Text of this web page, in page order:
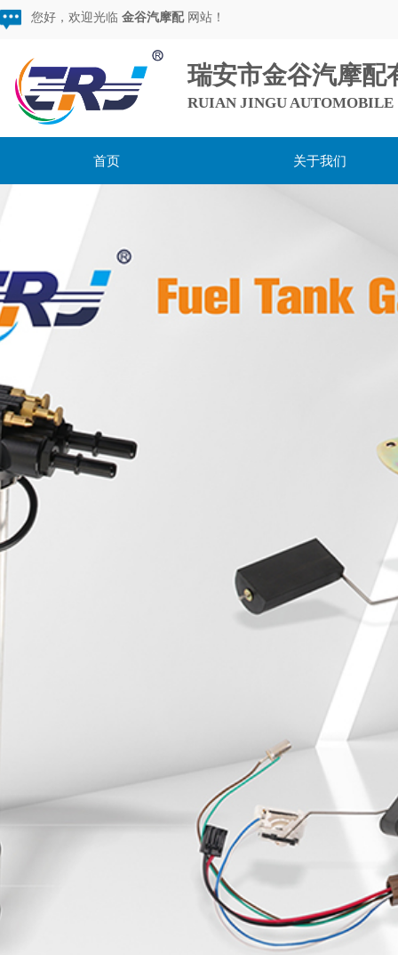
您好，欢迎光临 金谷汽摩配网站！
瑞安市金谷汽摩配
RUIAN JINGU AUTOMOBILE
首页 关于我们
用心服务，超越期待，
Whole-hearted service, beyond expectation, do the best
hardware products
全国咨询服务热线
400-0X0-0000